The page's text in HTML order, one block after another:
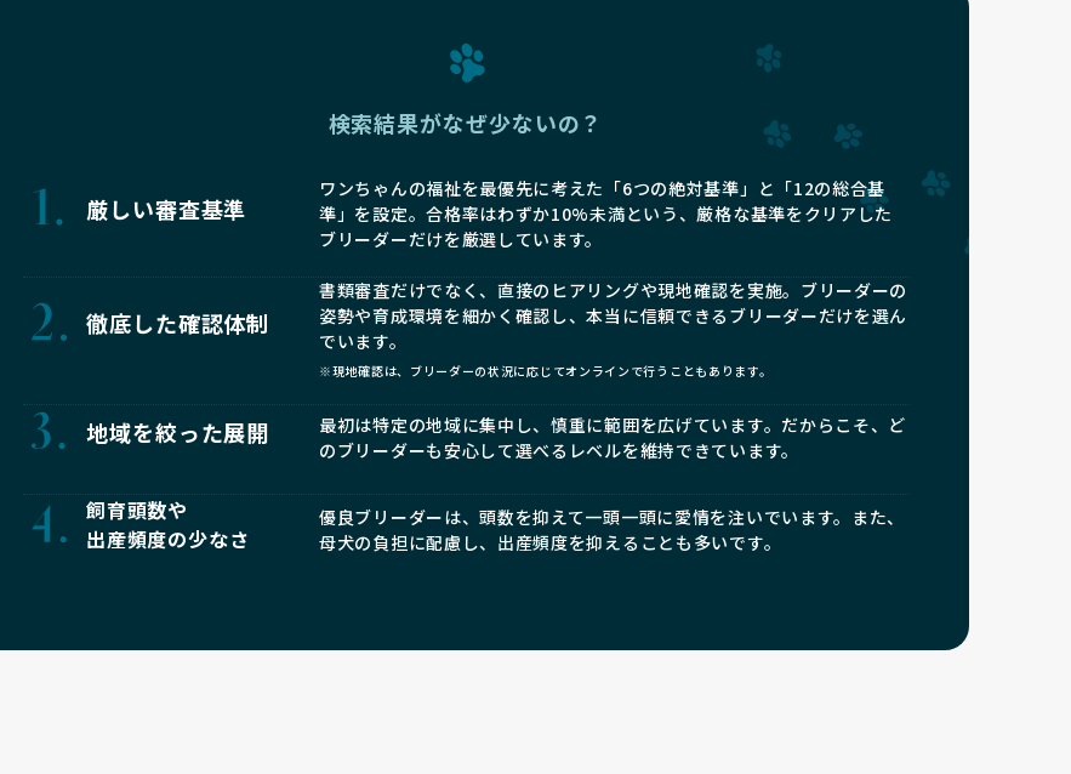
検索結果がなぜ少ないの？
厳しい審査基準
ワンちゃんの福祉を最優先に考えた「6つの絶対基準」と「12の総合基
準」を設定。合格率はわずか10%未満という、厳格な基準をクリアした
ブリーダーだけを厳選しています。
徹底した確認体制
書類審査だけでなく、直接のヒアリングや現地確認を実施。ブリーダーの
姿勢や育成環境を細かく確認し、本当に信頼できるブリーダーだけを選ん
でいます。
※現地確認は、ブリーダーの状況に応じてオンラインで行うこともあります。
地域を絞った展開
最初は特定の地域に集中し、慎重に範囲を広げています。だからこそ、ど
のブリーダーも安心して選べるレベルを維持できています。
飼育頭数や
出産頻度の少なさ
優良ブリーダーは、頭数を抑えて一頭一頭に愛情を注いでいます。また、
母犬の負担に配慮し、出産頻度を抑えることも多いです。